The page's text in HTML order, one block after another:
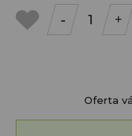
- +
Oferta